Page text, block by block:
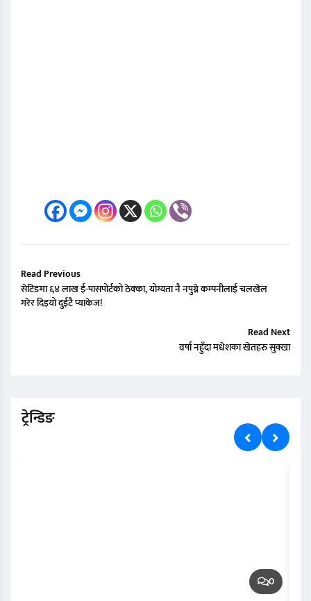
Read Previous
सेटिङमा ६४ लाख ई-पासपोर्टको ठेक्का, योग्यता नै नपुग्ने कम्पनीलाई चलखेल
गरेर दिइयो दुईटै प्याकेज!
Read Next
वर्षा नहुँदा मधेशका खेतहरु सुक्खा
ट्रेन्डिङ
0